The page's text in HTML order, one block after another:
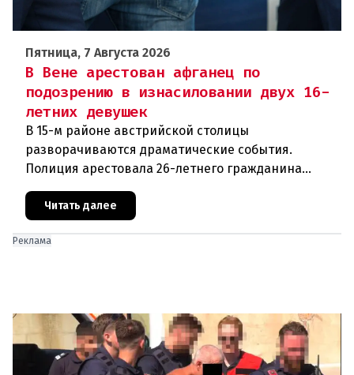
Пятница, 7 Августа 2026
В Вене арестован афганец по
подозрению в изнасиловании двух 16-
летних девушек
В 15-м районе австрийской столицы
разворачиваются драматические события.
Полиция арестовала 26-летнего гражданина
Афганистана по подозрению в изнасиловании
двух 16-летних девушек.Вызов полиции и задер
Читать далее
Реклама